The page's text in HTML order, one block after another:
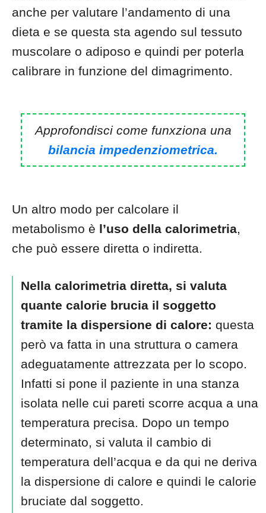
anche per valutare l’andamento di una
dieta e se questa sta agendo sul tessuto
muscolare o adiposo e quindi per poterla
calibrare in funzione del dimagrimento.
Approfondisci come funxziona una
bilancia impedenziometrica.
Un altro modo per calcolare il
metabolismo è l’uso della calorimetria,
che può essere diretta o indiretta.
Nella calorimetria diretta, si valuta
quante calorie brucia il soggetto
tramite la dispersione di calore: questa
però va fatta in una struttura o camera
adeguatamente attrezzata per lo scopo.
Infatti si pone il paziente in una stanza
isolata nelle cui pareti scorre acqua a una
temperatura precisa. Dopo un tempo
determinato, si valuta il cambio di
temperatura dell’acqua e da qui ne deriva
la dispersione di calore e quindi le calorie
bruciate dal soggetto.